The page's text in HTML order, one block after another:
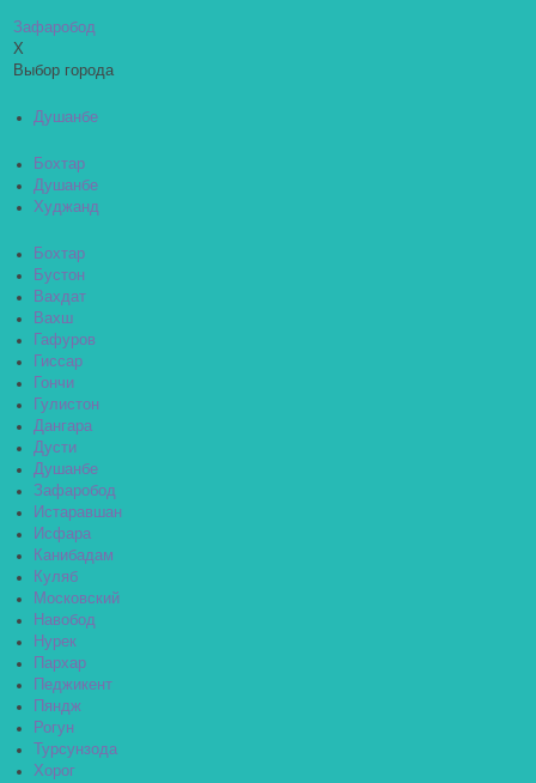
Зафаробод
X
Выбор города
Душанбе
Бохтар
Душанбе
Худжанд
Бохтар
Бустон
Вахдат
Вахш
Гафуров
Гиссар
Гончи
Гулистон
Дангара
Дусти
Душанбе
Зафаробод
Истаравшан
Исфара
Канибадам
Куляб
Московский
Навобод
Нурек
Пархар
Педжикент
Пяндж
Рогун
Турсунзода
Хорог